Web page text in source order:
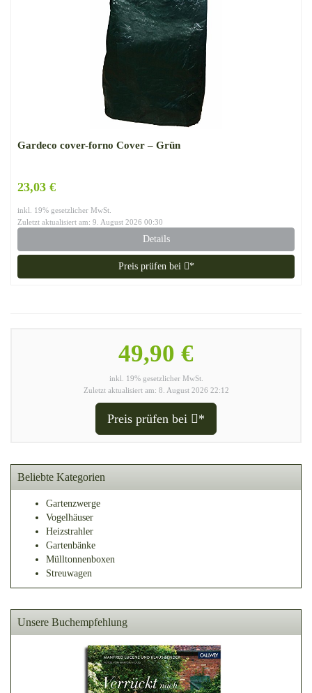
Gardeco cover-forno Cover – Grün
23,03 €
inkl. 19% gesetzlicher MwSt.
Zuletzt aktualisiert am: 9. August 2026 00:30
Details
Preis prüfen bei *
49,90 €
inkl. 19% gesetzlicher MwSt.
Zuletzt aktualisiert am: 8. August 2026 22:12
Preis prüfen bei *
Beliebte Kategorien
Gartenzwerge
Vogelhäuser
Heizstrahler
Gartenbänke
Mülltonnenboxen
Streuwagen
Unsere Buchempfehlung